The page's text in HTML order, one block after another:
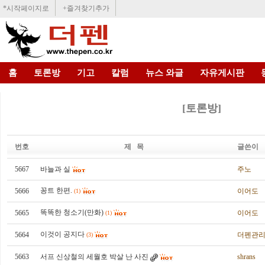
*시작페이지로 +즐겨찾기추가
홈 토론방 기고 칼럼 뉴스 와글 자유게시판
[토론방]
번호 제 목 글쓴이
5667 바늘과 실 주노
5666 꽁트 한편. (1) 이어도
5665 똑똑한 청소기(만화) (1) 이어도
5664 이것이 공지다 (3) 더펜관
5663 서프 신상철의 세월호 박살 난 사진 shrans